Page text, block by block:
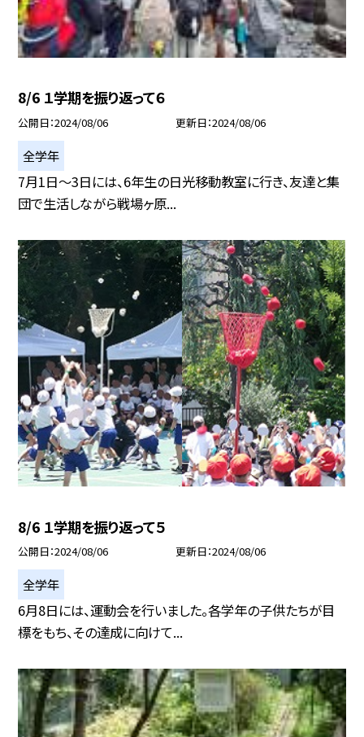
8/6 １学期を振り返って６
公開日 2024/08/06 更新日 2024/08/06
全学年
7月1日〜3日には、6年生の日光移動教室に行き、友達と集
団で生活しながら戦場ヶ原...
8/6 １学期を振り返って５
公開日 2024/08/06 更新日 2024/08/06
全学年
6月8日には、運動会を行いました。各学年の子供たちが目
標をもち、その達成に向けて...